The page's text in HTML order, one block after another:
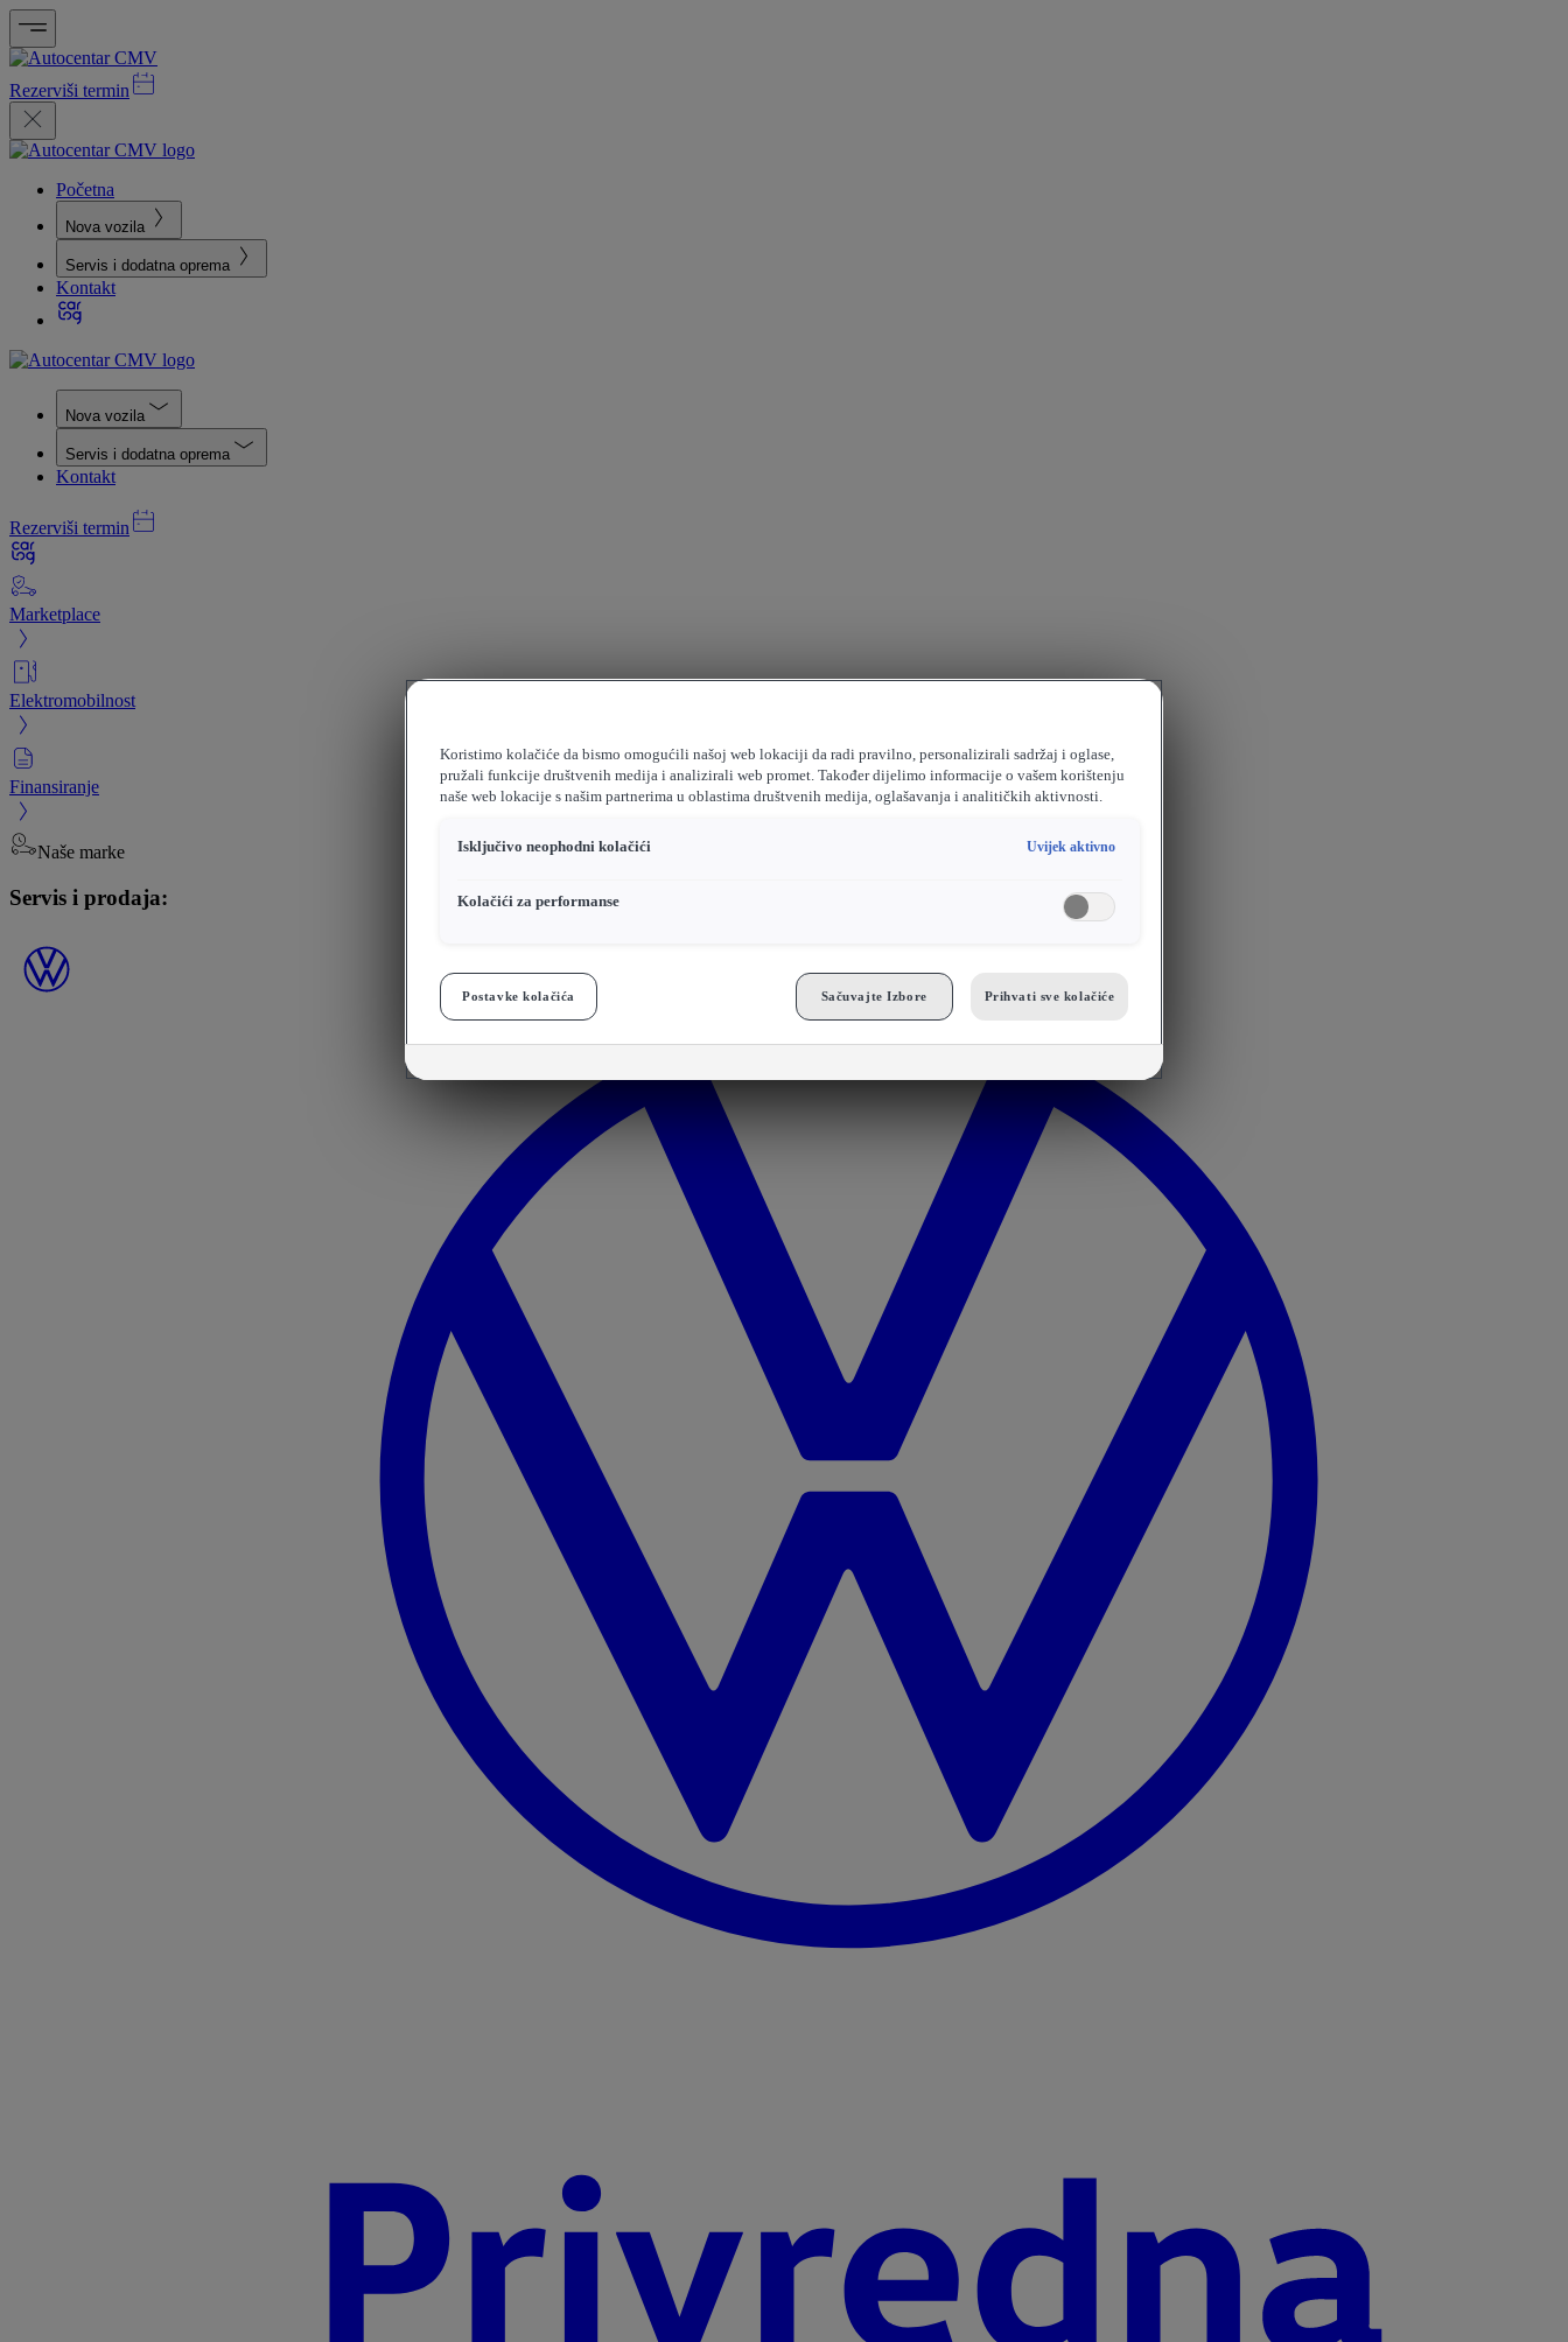
Rezerviši termin
Početna
Nova vozila
Servis i dodatna oprema
Kontakt
Nova vozila
Servis i dodatna oprema
Kontakt
Rezerviši termin
Marketplace
Elektromobilnost
Finansiranje
Naše marke
Servis i prodaja:
Koristimo kolačiće da bismo omogućili našoj web lokaciji da radi pravilno, personalizirali sadržaj i oglase,
pružali funkcije društvenih medija i analizirali web promet. Također dijelimo informacije o vašem korištenju
naše web lokacije s našim partnerima u oblastima društvenih medija, oglašavanja i analitičkih aktivnosti.
Isključivo neophodni kolačići Uvijek aktivno
Kolačići za performanse
Postavke kolačića Sačuvajte Izbore Prihvati sve kolačiće